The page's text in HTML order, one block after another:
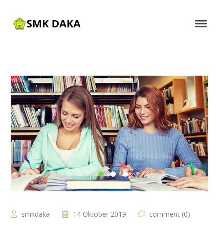
smkdaka 14 Oktober 2019 comment (0)